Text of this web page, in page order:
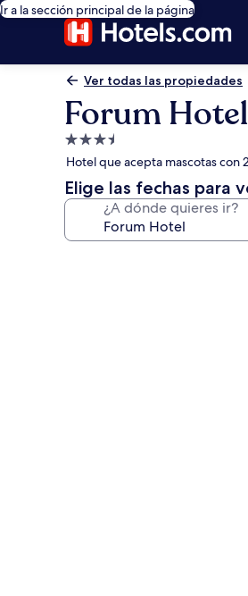
Ir a la sección principal de la página
Ver todas las propiedades
Forum Hotel
Propiedad
de
3.5
estrellas
Hotel que acepta mascotas con
Elige las fechas para
¿A dónde quieres ir?